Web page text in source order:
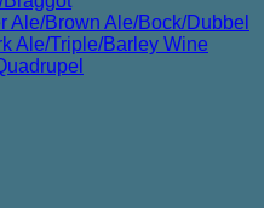
Ale/Brown Ale/Bock/Dubbel
Ale/Triple/Barley Wine